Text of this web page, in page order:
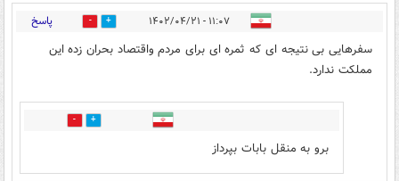
۱۱:۰۷ - ۱۴۰۲/۰۴/۲۱ 4 پاسخ
سفرهایی بی نتیجه ای که ثمره ای برای مردم واقتصاد بحران زده این
مملکت ندارد.
2
برو به منقل بابات بپرداز